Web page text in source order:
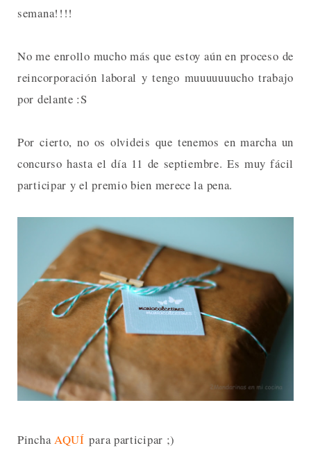
semana!!!!
No me enrollo mucho más que estoy aún en proceso de
reincorporación laboral y tengo muuuuuuucho trabajo
por delante :S
Por cierto, no os olvideis que tenemos en marcha un
concurso hasta el día 11 de septiembre. Es muy fácil
participar y el premio bien merece la pena.
PinchaAQUÍ para participar ;)